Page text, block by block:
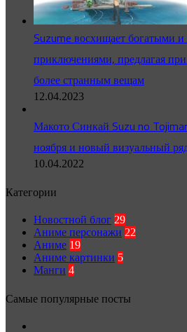
Suzume восхищает богатыми
приключениями, предлагая
более странным вещам
12.04.2023
Макото Синкай Suzu no
ноября и новый визуальный
10.04.2022
Категории
Новостной блог 29
Аниме персонажи 22
Аниме 19
Аниме картинки 5
Манги 4
Самые популярные посты